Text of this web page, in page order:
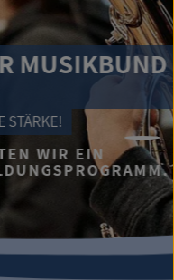
MUSIKBUND
STÄRKE!
WIR EIN